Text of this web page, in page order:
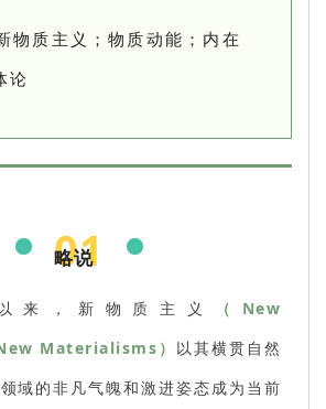
物质主义；物质动能；内在
论
01
略说
来，新物质主义
（New
Materialisms） 以其横贯自然
域的非凡气魄和激进姿态成为当前